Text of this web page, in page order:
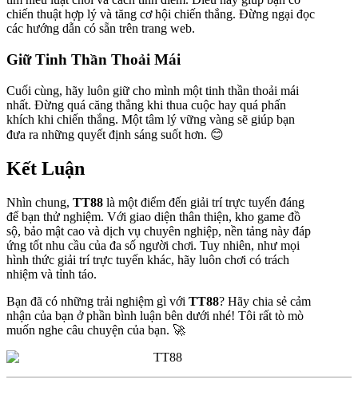
chiến thuật hợp lý và tăng cơ hội chiến thắng. Đừng ngại đọc
các hướng dẫn có sẵn trên trang web.
Giữ Tinh Thần Thoải Mái
Cuối cùng, hãy luôn giữ cho mình một tinh thần thoải mái
nhất. Đừng quá căng thẳng khi thua cuộc hay quá phấn
khích khi chiến thắng. Một tâm lý vững vàng sẽ giúp bạn
đưa ra những quyết định sáng suốt hơn. 😊
Kết Luận
Nhìn chung, TT88 là một điểm đến giải trí trực tuyến đáng
để bạn thử nghiệm. Với giao diện thân thiện, kho game đồ
sộ, bảo mật cao và dịch vụ chuyên nghiệp, nền tảng này đáp
ứng tốt nhu cầu của đa số người chơi. Tuy nhiên, như mọi
hình thức giải trí trực tuyến khác, hãy luôn chơi có trách
nhiệm và tỉnh táo.
Bạn đã có những trải nghiệm gì với TT88? Hãy chia sẻ cảm
nhận của bạn ở phần bình luận bên dưới nhé! Tôi rất tò mò
muốn nghe câu chuyện của bạn. 🚀